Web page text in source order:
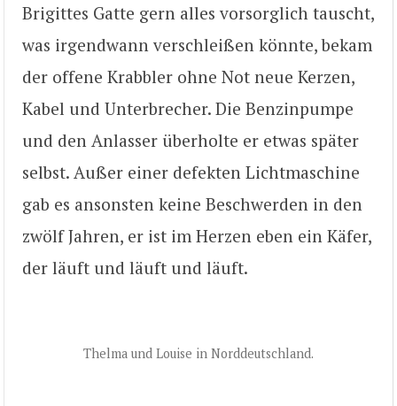
Brigittes Gatte gern alles vorsorglich tauscht,
was irgendwann verschleißen könnte, bekam
der offene Krabbler ohne Not neue Kerzen,
Kabel und Unterbrecher. Die Benzinpumpe
und den Anlasser überholte er etwas später
selbst. Außer einer defekten Lichtmaschine
gab es ansonsten keine Beschwerden in den
zwölf Jahren, er ist im Herzen eben ein Käfer,
der läuft und läuft und läuft.
Thelma und Louise in Norddeutschland.